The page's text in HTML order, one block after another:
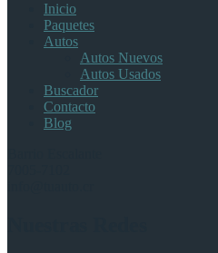
Inicio
Paquetes
Autos
Autos Nuevos
Autos Usados
Buscador
Contacto
Blog